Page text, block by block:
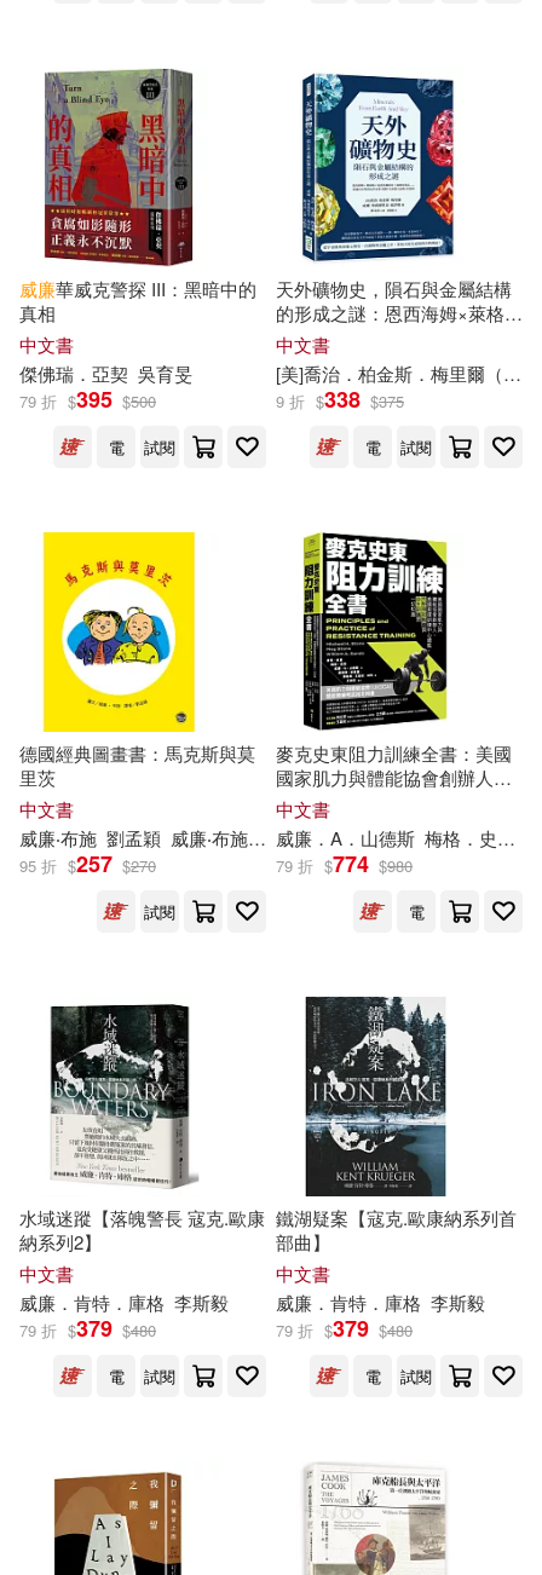
尾田榮一郎(17)
幼福編輯部(17)
新小牛頓‧少年牛頓 ‧牛頓教科書編
輯群(17)
灌木文化(17) 砂糖いちご(17)
（美）傑克·倫敦(17)
（美）杜威(17) A.J. Low(16)
AKIRA GOTO(16)
上山道郎(16)
克里希那穆提(16)
安德魯．克萊門斯(16)
恵ノ島すず(16)
本書編委會(16)
本書編寫組編(16) 李毓佩(16)
榛名丼(16)
深圳市騰訊計算機系統有限公司著
(16)
瑞穗梨乃(16)
上海文藝出版社(102)
東方出版社(102) 臉譜(101)
Supraphon(99) 得利影視(98)
世一(97) 法律出版社(95)
人民衛生出版社(94)
人民音樂出版社(93)
天下文化(92) 上揚(90)
中國方正出版社(90)
クラックス(87)
上海外語教育出版社(87)
二十一世紀出版社(86)
北京聯合出版公司(86)
三日月(83) 中華書局(83)
目川文化數位股份有限公司(83)
蓋亞(83) 長鴻出版社(83)
馬可孛羅(83)
哈爾濱工業大學出版社(81)
新蕾出版社(80)
生活‧讀書‧新知三聯書店(79)
威廉華威克警探 III：黑暗中的
真相
中文書
傑佛瑞．亞契 吳育旻
79 折 $395 $500
電
試閱
天外礦物史，隕石與金屬結構
的形成之謎：恩西海姆×萊格勒
×迪亞波羅峽谷×霍爾布魯
克……從迷信崇拜到化學分
析，揭開「石頭從天而降」的
真相
中文書
[美]喬治．柏金斯．梅里爾（George Perkins Merrill），
9 折 $338 $375
電
試閱
德國經典圖畫書：馬克斯與莫
里茨
中文書
威廉‧布施 劉孟穎 威廉‧布施 Wilhelm Busch
95 折 $257 $270
試閱
麥克史東阻力訓練全書：美國
國家肌力與體能協會創辦人、
美國奧運訓練中心總監，完整
傳授教練與自主訓練的一切知
識(二版)
中文書
威廉 ．A．山德斯 梅格．史東
79 折 $774 $980
電
水域迷蹤【落魄警長 寇克.歐康
納系列2】
中文書
威廉 ．肯特．庫格 李斯毅
79 折 $379 $480
電
試閱
鐵湖疑案【寇克.歐康納系列首
部曲】
中文書
威廉 ．肯特．庫格 李斯毅
79 折 $379 $480
電
試閱